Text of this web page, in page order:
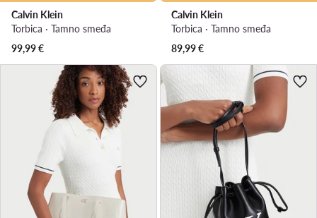
Calvin Klein
Torbica · Tamno smeđa
99,99€
Calvin Klein
Torbica · Tamno smeđa
89,99€